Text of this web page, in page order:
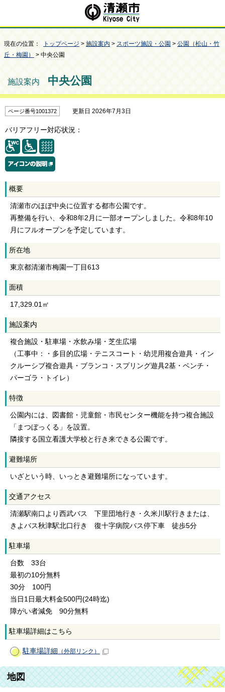
現在の位置： トップページ > 施設案内 > スポーツ施設・公園 > 公園（松山・竹
丘・梅園）
> 中央公園
施設案内 中央公園
ページ番号1001372 更新日 2026年7月3日
バリアフリー対応状況：
概要
清瀬市のほぼ中央に位置する都市公園です。
再整備を行い、令和8年2月に一部オープンしました。令和8年10
月にフルオープンを予定しています。
所在地
東京都清瀬市梅園一丁目613
面積
17,329.01㎡
施設案内
複合施設・駐車場・水飲み場・芝生広場
（工事中：・多目的広場・テニスコート・幼児用複合遊具・イン
クルーシブ複合遊具・ブランコ・スプリング遊具2基・ベンチ・
パーゴラ・トイレ）
特徴
公園内には、図書館・児童館・市民センター機能を持つ複合施設
「まつぼっくる」を設置。
隣接する国立看護大学校と行き来できる公園です。
避難場所
いざという時、いっとき避難場所になっています。
交通アクセス
清瀬駅南口より西武バス 下里団地行き・久米川駅行きまたは、
きよバス秋津駅北口行き 復十字病院バス停下車 徒歩5分
駐車場
台数 33台
最初の10分無料
30分 100円
当日1日最大料金500円(24時迄)
障がい者減免 90分無料
駐車場詳細はこちら
駐車場詳細 （外部リンク）
地図